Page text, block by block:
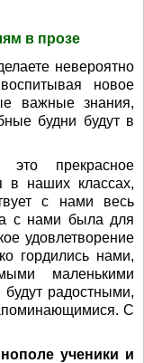
в прозе
невероятно
новое
важные знания,
будни будут в
прекрасное
в наших классах,
с нами весь
с нами была для
удовлетворение
гордились нами,
маленькими
радостными,
С
ученики и